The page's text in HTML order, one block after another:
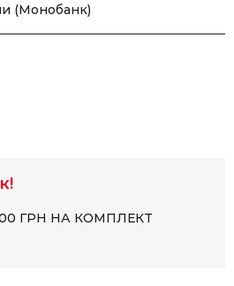
(Монобанк)
ГРН НА КОМПЛЕКТ